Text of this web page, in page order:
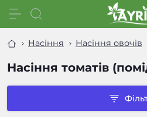
Насіння Насіння овочів
Насіння томатів